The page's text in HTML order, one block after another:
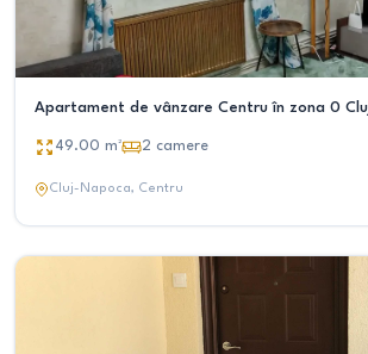
Apartament de vânzare
49.00 m² 2 camere
Cluj-Napoca, Centru